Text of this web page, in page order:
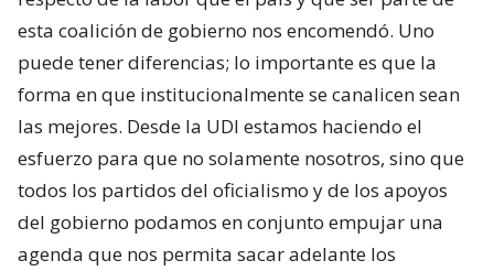
esta coalición de gobierno nos encomendó. Uno
puede tener diferencias; lo importante es que la
forma en que institucionalmente se canalicen sean
las mejores. Desde la UDI estamos haciendo el
esfuerzo para que no solamente nosotros, sino que
todos los partidos del oficialismo y de los apoyos
del gobierno podamos en conjunto empujar una
agenda que nos permita sacar adelante los